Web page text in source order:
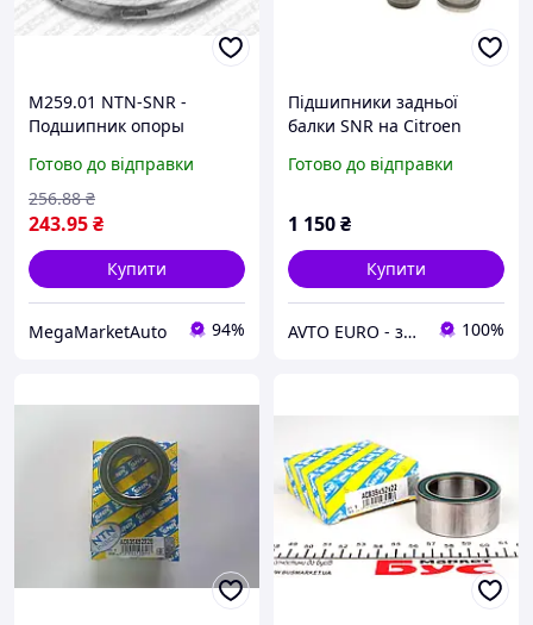
M259.01 NTN-SNR -
Подшипник опоры
Готово до відправки
243.95₴
256.88 ₴
Купити
MegaMarketAuto 94%
Підшипники задньої
балки SNR на Citroen
96-02/405 87-95 (5141.38)
Готово до відправки
1 150₴
Купити
AVTO EURO - запчастини та автомобільні товари 100%